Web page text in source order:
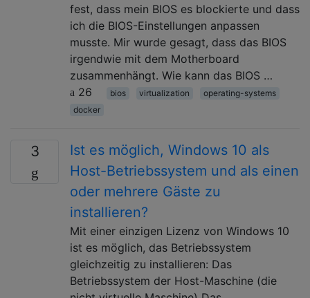
fest, dass mein BIOS es blockierte und dass
ich die BIOS-Einstellungen anpassen
musste. Mir wurde gesagt, dass das BIOS
irgendwie mit dem Motherboard
zusammenhängt. Wie kann das BIOS …
26
bios virtualization
operating-systems
docker
3
Ist es möglich, Windows 10 als
Host-Betriebssystem und als einen
oder mehrere Gäste zu
installieren?
Mit einer einzigen Lizenz von Windows 10
ist es möglich, das Betriebssystem
gleichzeitig zu installieren: Das
Betriebssystem der Host-Maschine (die